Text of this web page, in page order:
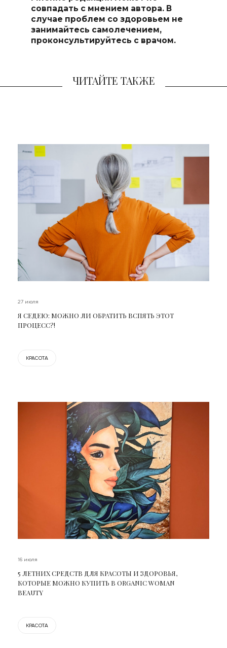
совпадать с мнением автора. В
случае проблем со здоровьем не
занимайтесь самолечением,
проконсультируйтесь с врачом.
ЧИТАЙТЕ ТАКЖЕ
27 июля
Я СЕДЕЮ: МОЖНО ЛИ ОБРАТИТЬ ВСПЯТЬ ЭТОТ
ПРОЦЕСС?!
КРАСОТА
16 июля
5 ЛЕТНИХ СРЕДСТВ ДЛЯ КРАСОТЫ И ЗДОРОВЬЯ,
КОТОРЫЕ МОЖНО КУПИТЬ В ORGANIC WOMAN
BEAUTY
КРАСОТА